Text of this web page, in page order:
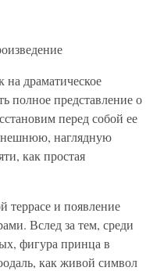
на драматическое
полное представление о
перед собой ее
наглядную
как простая
террасе и появление
Вслед за тем, среди
фигура принца в
как живой символ